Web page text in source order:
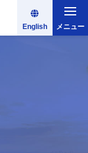
English メニュー